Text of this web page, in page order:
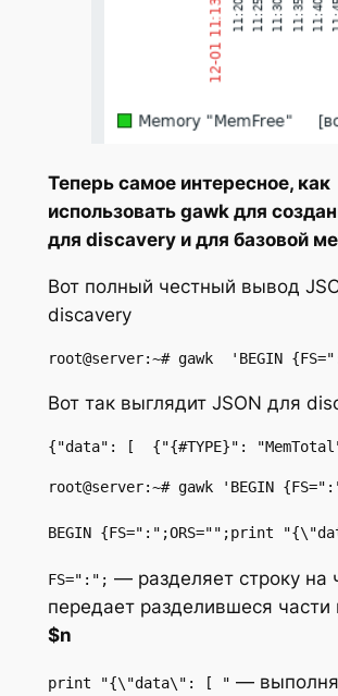
Теперь самое интересное, как
использовать gawk для
для discavery и для базовой
Вот полный честный вывод
discavery
root@server:~# gawk  'BEGIN
Вот так выглядит JSON для
{"data": [  {"{#TYPE}":
root@server:~# gawk 'BEGIN
BEGIN {FS=":";ORS="";print
FS=":"; — разделяет строку на
передает разделившеся части
$n
print "{\"data\": [ " —